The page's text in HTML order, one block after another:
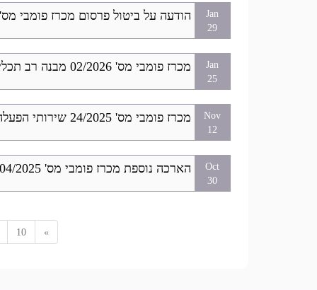
Jan
29
הודעה על ביטול פרסום מכרז פומבי מס' 2/2026 הקמת מבנה רב תכליתי
Jan
25
מכרז פומבי מס' 02/2026 מבנה רב תכליתי - עילוט
Nov
12
מכרז פומבי מס' 24/2025 שירותי הפעלה של צהרונים לילדים -ניצנים
Oct
30
הארכה נוספת מכרז פומבי מס' 04/2025-הנגשת תחנות אוטובוס
10 »